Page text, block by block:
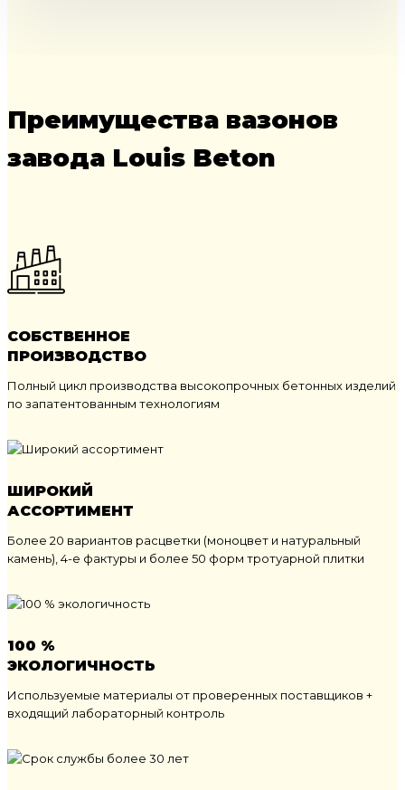
Преимущества вазонов
завода Louis Beton
СОБСТВЕННОЕ
ПРОИЗВОДСТВО
Полный цикл производства высокопрочных бетонных изделий
по запатентованным технологиям
ШИРОКИЙ
АССОРТИМЕНТ
Более 20 вариантов расцветки (моноцвет и натуральный
камень), 4-е фактуры и более 50 форм тротуарной плитки
100 %
ЭКОЛОГИЧНОСТЬ
Используемые материалы от проверенных поставщиков +
входящий лабораторный контроль